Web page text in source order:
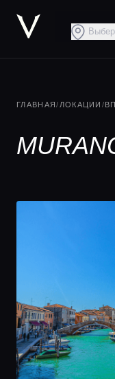
ГЛАВНАЯ/ ЛОКАЦИИ /